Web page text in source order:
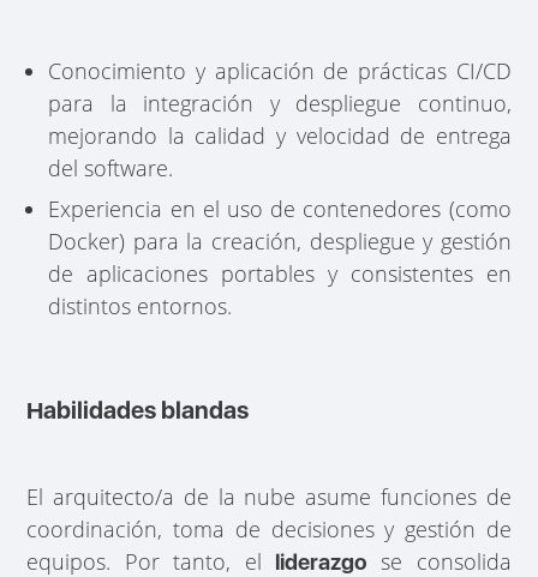
Conocimiento y aplicación de prácticas CI/CD
para la integración y despliegue continuo,
mejorando la calidad y velocidad de entrega
del software.
Experiencia en el uso de contenedores (como
Docker) para la creación, despliegue y gestión
de aplicaciones portables y consistentes en
distintos entornos.
Habilidades blandas
El arquitecto/a de la nube asume funciones de
coordinación, toma de decisiones y gestión de
equipos. Por tanto, el
liderazgo se consolida